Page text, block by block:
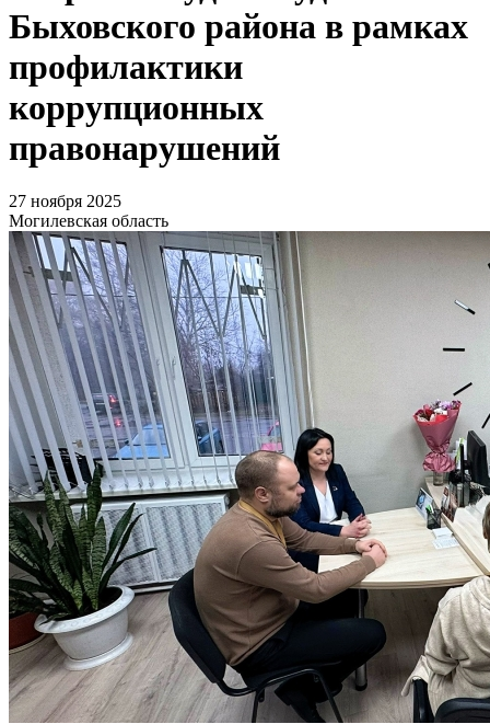
Быховского района в рамках
профилактики
коррупционных
правонарушений
27 ноября 2025
Могилевская область